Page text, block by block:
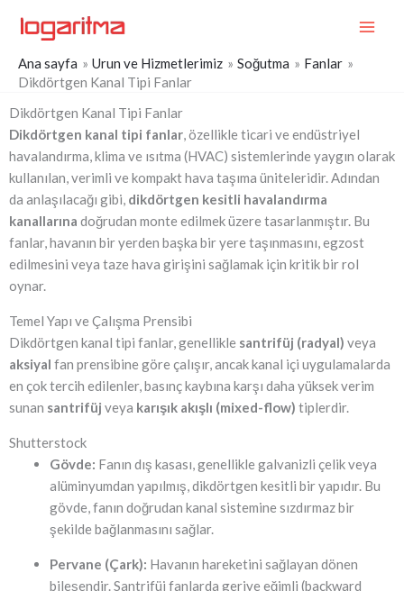
atla
Ana sayfa Urun ve Hizmetlerimiz Soğutma
Fanlar
Dikdörtgen Kanal Tipi Fanlar
Dikdörtgen Kanal Tipi Fanlar
Dikdörtgen kanal tipi fanlar, özellikle ticari ve endüstriyel
havalandırma, klima ve ısıtma (HVAC) sistemlerinde yaygın olarak
kullanılan, verimli ve kompakt hava taşıma üniteleridir. Adından
da anlaşılacağı gibi, dikdörtgen kesitli havalandırma
kanallarına doğrudan monte edilmek üzere tasarlanmıştır. Bu
fanlar, havanın bir yerden başka bir yere taşınmasını, egzost
edilmesini veya taze hava girişini sağlamak için kritik bir rol
oynar.
Temel Yapı ve Çalışma Prensibi
Dikdörtgen kanal tipi fanlar, genellikle santrifüj (radyal) veya
aksiyal fan prensibine göre çalışır, ancak kanal içi uygulamalarda
en çok tercih edilenler, basınç kaybına karşı daha yüksek verim
sunan santrifüj veya karışık akışlı (mixed-flow) tiplerdir.
Shutterstock
Gövde: Fanın dış kasası, genellikle galvanizli çelik veya
alüminyumdan yapılmış, dikdörtgen kesitli bir yapıdır. Bu
gövde, fanın doğrudan kanal sistemine sızdırmaz bir
şekilde bağlanmasını sağlar.
Pervane (Çark): Havanın hareketini sağlayan dönen
bileşendir. Santrifüj fanlarda geriye eğimli (backward